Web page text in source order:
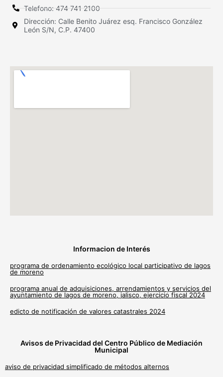
Telefono: 474 741 2100
Dirección: Calle Benito Juárez esq. Francisco González
León S/N, C.P. 47400
Informacion de Interés
programa de ordenamiento ecológico local participativo de lagos
de moreno
programa anual de adquisiciones, arrendamientos y servicios del
ayuntamiento de lagos de moreno, jalisco, ejercicio fiscal 2024
edicto de notificación de valores catastrales 2024
Avisos de Privacidad del Centro Público de Mediación
Municipal
aviso de privacidad simplificado de métodos alternos